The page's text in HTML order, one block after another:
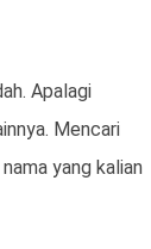
Apalagi
Mencari
yang kalian